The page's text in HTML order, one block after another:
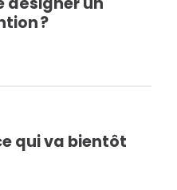
?
qui va bientôt